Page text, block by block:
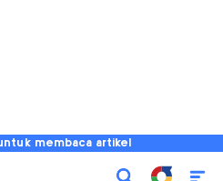
membaca artikel